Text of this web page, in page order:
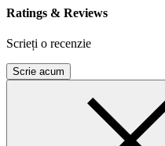
Ratings & Reviews
Scrieți o recenzie
Scrie acum